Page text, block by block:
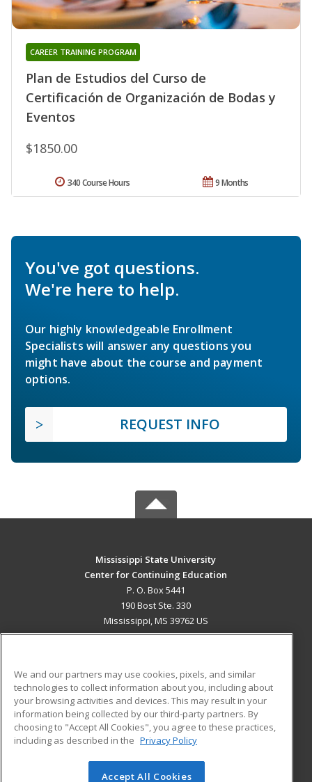
Plan de Estudios del Curso de
Certificación de Organización de Bodas y
Eventos
CAREER TRAINING PROGRAM
$1850.00
9 Months
340 Course Hours
You've got questions.
We're here to help.
Our highly knowledgeable Enrollment
Specialists will answer any questions you
might have about the course and payment
options.
REQUEST INFO
Mississippi State University
Center for Continuing Education
P. O. Box 5441
190 Bost Ste. 330
Mississippi, MS 39762 US
ADDITIONAL RESOURCES
Military
Financial Assistance
Help
Student Blog
We and our partners may use cookies, pixels, and similar
technologies to collect information about you, including about
your browsing activities and devices. This may result in your
information being collected by our third-party partners. By
choosing to "Accept All Cookies", you agree to these practices,
including as described in the Privacy Policy
Accept All Cookies